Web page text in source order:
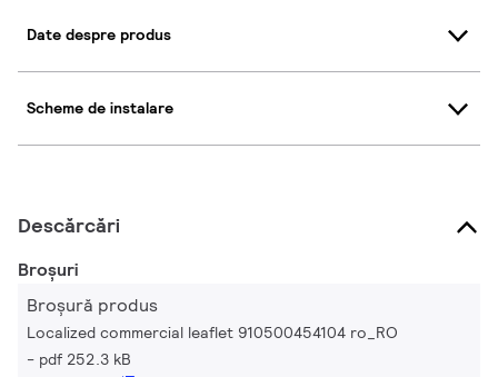
Date despre produs
Scheme de instalare
Descărcări
Broșuri
Broșură produs
Localized commercial leaflet 910500454104 ro_RO
pdf 252.3 kB